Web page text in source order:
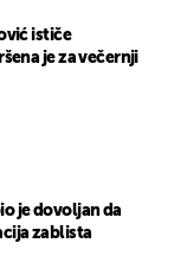
ističe
je za večernji
je dovoljan da
zablista